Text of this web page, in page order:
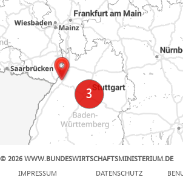
© 2026 WWW.BUNDESWIRTSCHAFTSMINISTERIUM.DE
IMPRESSUM
DATENSCHUTZ